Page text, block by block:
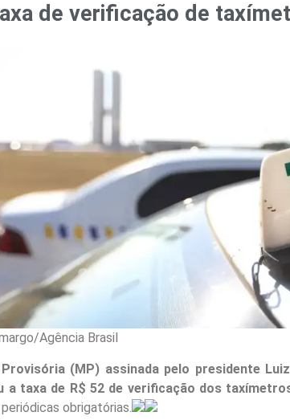
de verificação de
Agência Brasil
Provisória (MP) assinada pelo presidente
a taxa de R$ 52 de verificação dos
obrigatórias.